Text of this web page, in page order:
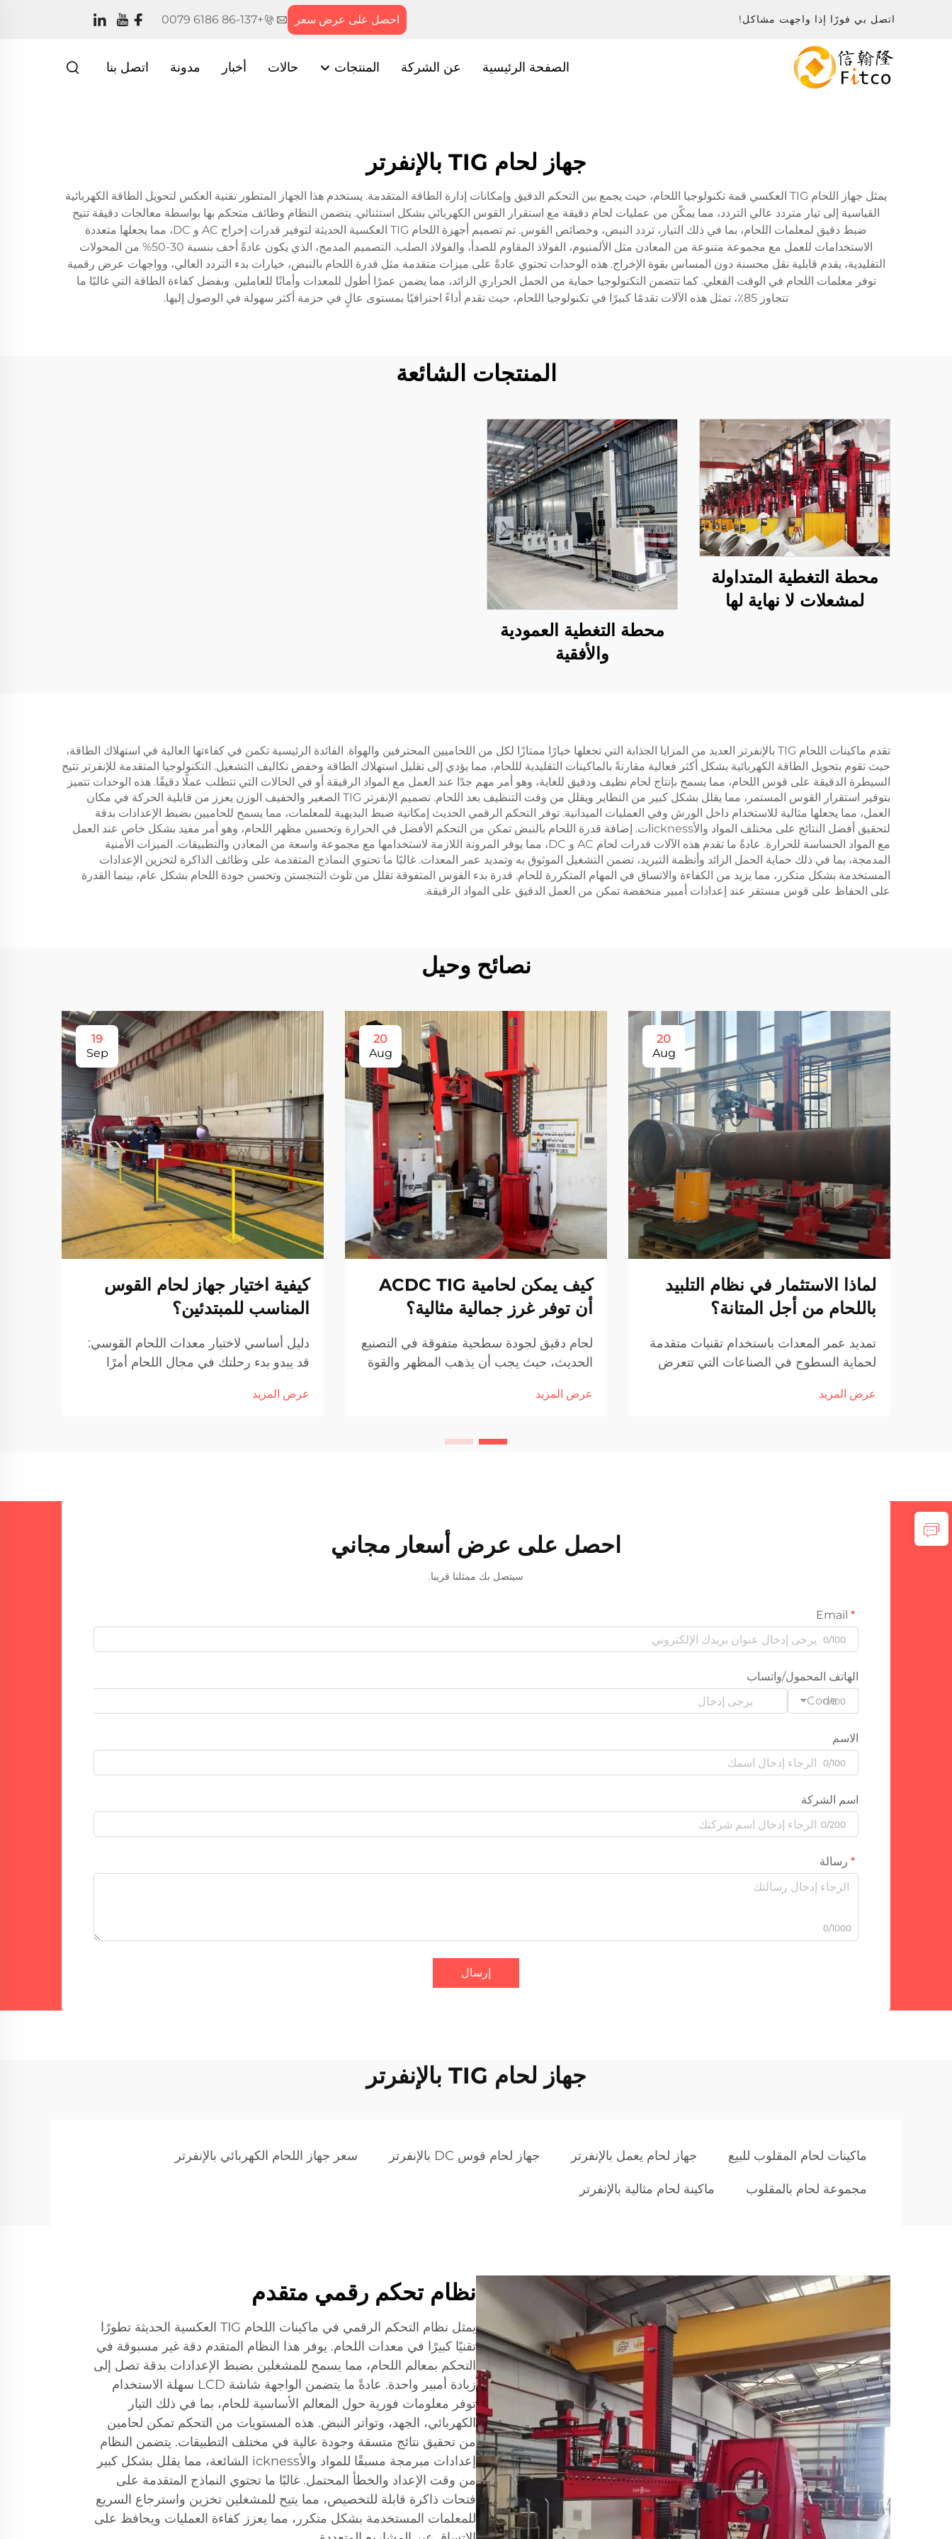
اتصل بي فورًا إذا واجهت مشاكل! احصل على عرض سعر +86-137 6186 0079
الصفحة الرئيسية عن الشركة المنتجات حالات أخبار مدونة اتصل بنا
جهاز لحام TIG بالإنفرتر
يمثل جهاز اللحام TIG العكسي قمة تكنولوجيا اللحام، حيث يجمع بين التحكم الدقيق وإمكانات إدارة الطاقة المتقدمة. يستخدم هذا الجهاز المتطور تقنية العكس لتحويل الطاقة الكهربائية
القياسية إلى تيار متردد عالي التردد، مما يمكّن من عمليات لحام دقيقة مع استقرار القوس الكهربائي بشكل استثنائي. يتضمن النظام وظائف متحكم بها بواسطة معالجات دقيقة تتيح
ضبط دقيق لمعلمات اللحام، بما في ذلك التيار، تردد النبض، وخصائص القوس. تم تصميم أجهزة اللحام TIG العكسية الحديثة لتوفير قدرات إخراج AC و DC، مما يجعلها متعددة
الاستخدامات للعمل مع مجموعة متنوعة من المعادن مثل الألمنيوم، الفولاذ المقاوم للصدأ، والفولاذ الصلب. التصميم المدمج، الذي يكون عادةً أخف بنسبة 30-50% من المحولات
التقليدية، يقدم قابلية نقل محسنة دون المساس بقوة الإخراج. هذه الوحدات تحتوي عادةً على ميزات متقدمة مثل قدرة اللحام بالنبض، خيارات بدء التردد العالي، وواجهات عرض رقمية
توفر معلمات اللحام في الوقت الفعلي. كما تتضمن التكنولوجيا حماية من الحمل الحراري الزائد، مما يضمن عمرًا أطول للمعدات وأمانًا للعاملين. وبفضل كفاءة الطاقة التي غالبًا ما
تتجاوز 85٪، تمثل هذه الآلات تقدمًا كبيرًا في تكنولوجيا اللحام، حيث تقدم أداءً احترافيًا بمستوى عالٍ في حزمة أكثر سهولة في الوصول إليها.
المنتجات الشائعة
محطة التغطية المتداولة
لمشعلات لا نهاية لها
محطة التغطية العمودية
والأفقية
تقدم ماكينات اللحام TIG بالإنفرتر العديد من المزايا الجذابة التي تجعلها خيارًا ممتازًا لكل من اللحاميين المحترفين والهواة. الفائدة الرئيسية تكمن في كفاءتها العالية في استهلاك الطاقة،
حيث تقوم بتحويل الطاقة الكهربائية بشكل أكثر فعالية مقارنةً بالماكينات التقليدية لللحام، مما يؤدي إلى تقليل استهلاك الطاقة وخفض تكاليف التشغيل. التكنولوجيا المتقدمة للإنفرتر تتيح
السيطرة الدقيقة على قوس اللحام، مما يسمح بإنتاج لحام نظيف ودقيق للغاية، وهو أمر مهم جدًا عند العمل مع المواد الرقيقة أو في الحالات التي تتطلب عملًا دقيقًا. هذه الوحدات تتميز
بتوفير استقرار القوس المستمر، مما يقلل بشكل كبير من التطاير ويقلل من وقت التنظيف بعد اللحام. تصميم الإنفرتر TIG الصغير والخفيف الوزن يعزز من قابلية الحركة في مكان
العمل، مما يجعلها مثالية للاستخدام داخل الورش وفي العمليات الميدانية. توفر التحكم الرقمي الحديث إمكانية ضبط البديهية للمعلمات، مما يسمح للحاميين بضبط الإعدادات بدقة
لتحقيق أفضل النتائج على مختلف المواد والأicknessات. إضافة قدرة اللحام بالنبض تمكن من التحكم الأفضل في الحرارة وتحسين مظهر اللحام، وهو أمر مفيد بشكل خاص عند العمل
مع المواد الحساسة للحرارة. عادةً ما تقدم هذه الآلات قدرات لحام AC و DC، مما يوفر المرونة اللازمة لاستخدامها مع مجموعة واسعة من المعادن والتطبيقات. الميزات الأمنية
المدمجة، بما في ذلك حماية الحمل الزائد وأنظمة التبريد، تضمن التشغيل الموثوق به وتمديد عمر المعدات. غالبًا ما تحتوي النماذج المتقدمة على وظائف الذاكرة لتخزين الإعدادات
المستخدمة بشكل متكرر، مما يزيد من الكفاءة والاتساق في المهام المتكررة للحام. قدرة بدء القوس المتفوقة تقلل من تلوث التنجستن وتحسن جودة اللحام بشكل عام، بينما القدرة
على الحفاظ على قوس مستقر عند إعدادات أمبير منخفضة تمكن من العمل الدقيق على المواد الرقيقة.
نصائح وحيل
20
Aug
لماذا الاستثمار في نظام التلبيد
باللحام من أجل المتانة؟
تمديد عمر المعدات باستخدام تقنيات متقدمة
لحماية السطوح في الصناعات التي تتعرض
الشديد، يصبح من الأولوية ضمان عمر أطول
عرض المزيد
20
Aug
كيف يمكن لحامية ACDC TIG
أن توفر غرز جمالية مثالية؟
لحام دقيق لجودة سطحية متفوقة في التصنيع
الحديث، حيث يجب أن يذهب المظهر والقوة
الحامض فقط من خلال مدته ولكن أيضا من
عرض المزيد
19
Sep
كيفية اختيار جهاز لحام القوس
المناسب للمبتدئين؟
دليل أساسي لاختيار معدات اللحام القوسي:
قد يبدو بدء رحلتك في مجال اللحام أمرًا
القوسي المتوفرة في السوق اليوم. سواء
عرض المزيد
احصل على عرض أسعار مجاني
سيتصل بك ممثلنا قريبا.
0/100
الهاتف المحمول/واتساب
Code
0/100
الاسم
0/100
اسم الشركة
0/200
رسالة
0/1000
إرسال
جهاز لحام TIG بالإنفرتر
ماكينات لحام المقلوب للبيع جهاز لحام يعمل بالإنفرتر جهاز لحام قوس DC بالإنفرتر سعر جهاز اللحام الكهربائي بالإنفرتر
مجموعة لحام بالمقلوب ماكينة لحام مثالية بالإنفرتر
نظام تحكم رقمي متقدم
يمثل نظام التحكم الرقمي في ماكينات اللحام TIG العكسية الحديثة تطورًا
تقنيًا كبيرًا في معدات اللحام. يوفر هذا النظام المتقدم دقة غير مسبوقة في
التحكم بمعالم اللحام، مما يسمح للمشغلين بضبط الإعدادات بدقة تصل إلى
زيادة أمبير واحدة. عادةً ما يتضمن الواجهة شاشة LCD سهلة الاستخدام
توفر معلومات فورية حول المعالم الأساسية للحام، بما في ذلك التيار
الكهربائي، الجهد، وتواتر النبض. هذه المستويات من التحكم تمكن لحامين
من تحقيق نتائج متسقة وجودة عالية في مختلف التطبيقات. يتضمن النظام
إعدادات مبرمجة مسبقًا للمواد والأickness الشائعة، مما يقلل بشكل كبير
من وقت الإعداد والخطأ المحتمل. غالبًا ما تحتوي النماذج المتقدمة على
فتحات ذاكرة قابلة للتخصيص، مما يتيح للمشغلين تخزين واسترجاع السريع
للمعلمات المستخدمة بشكل متكرر، مما يعزز كفاءة العمليات ويحافظ على